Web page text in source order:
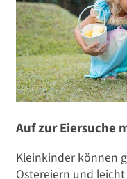
Auf zur Eiersuche
Kleinkinder können
Ostereiern und